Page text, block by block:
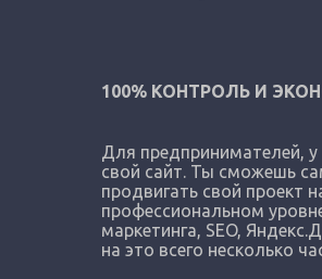
100% КОНТРОЛЬ И
Для предпринимателей, у
свой сайт. Ты сможешь
продвигать свой проект
профессиональном
маркетинга, SEO,
на это всего несколько